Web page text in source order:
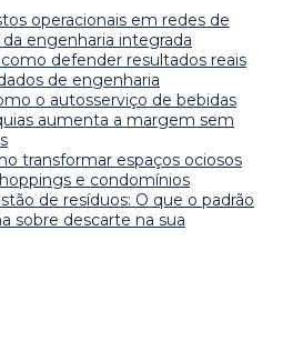
operacionais em redes de
engenharia integrada
como defender resultados reais
de engenharia
o autosserviço de bebidas
aumenta a margem sem
transformar espaços ociosos
e condomínios
de resíduos: O que o padrão
sobre descarte na sua